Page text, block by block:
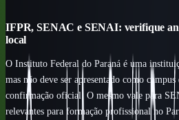
IFPR, SENAC e SENAI: verifique
local
O Instituto Federal do Paraná é uma
mas não deve ser apresentado como
confirmação oficial. O mesmo vale para
relevantes para formação profissional no